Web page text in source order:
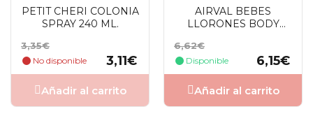
PETIT CHERI COLONIA
SPRAY 240 ML.
Precio
base
3,35€
No disponible
Precio
3,11€
Añadir al carrito
AIRVAL BEBES
LLORONES BODY
Precio
base
6,62€
Disponible
Precio
6,15€
Añadir al carrito